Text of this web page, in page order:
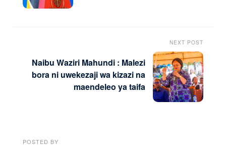
NEXT POST
Naibu Waziri Mahundi : Malezi
bora ni uwekezaji wa kizazi na
maendeleo ya taifa
POSTED BY